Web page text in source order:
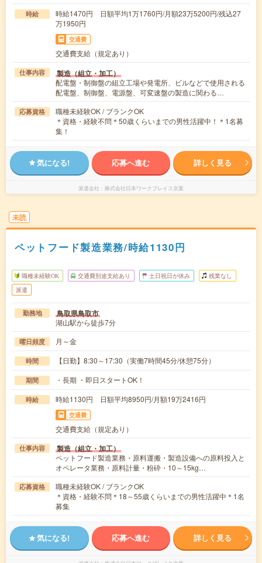
時給
時給1470円 日額平均1万1760円/月額23万5200円/残込27
万1950円
交通費
交通費支給（規定あり）
仕事内容 製造（組立・加工）
配電盤・制御盤の組立工場や発電所、ビルなどで使用される
配電盤、制御盤、電源盤、可変速盤の製造に関わる…
応募資格
職種未経験OK / ブランクOK
＊資格・経験不問＊50歳くらいまでの男性活躍中！＊1名募
集！
気になる! 応募へ進む 詳しく見る
派遣会社 株式会社日本ワークプレイス京葉
未読
ペットフード製造業務/時給1130円
職種未経験OK 交通費別途支給あり 土日祝日が休み 残業なし
派遣
勤務地 鳥取県鳥取市
湖山駅から徒歩7分
曜日頻度 月～金
時間 【日勤】8:30～17:30（実働7時間45分/休憩75分）
期間 ・長期 ・即日スタートOK！
時給 時給1130円 日額平均8950円/月額19万2416円
交通費
交通費支給（規定あり）
仕事内容 製造（組立・加工）
ペットフード製造業務・原料運搬・製造設備への原料投入と
オペレータ業務・原料計量・粉砕・10～15kg…
応募資格
職種未経験OK / ブランクOK
＊資格・経験不問＊18～55歳くらいまでの男性活躍中＊1名
募集
気になる! 応募へ進む 詳しく見る